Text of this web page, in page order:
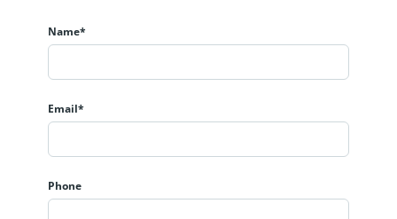
Name*
Email*
Phone